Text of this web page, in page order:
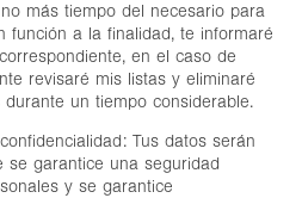
más tiempo del necesario para
función a la finalidad, te informaré
en el caso de
revisaré mis listas y eliminaré
un tiempo considerable.
Tus datos serán
garantice una seguridad
y se garantice